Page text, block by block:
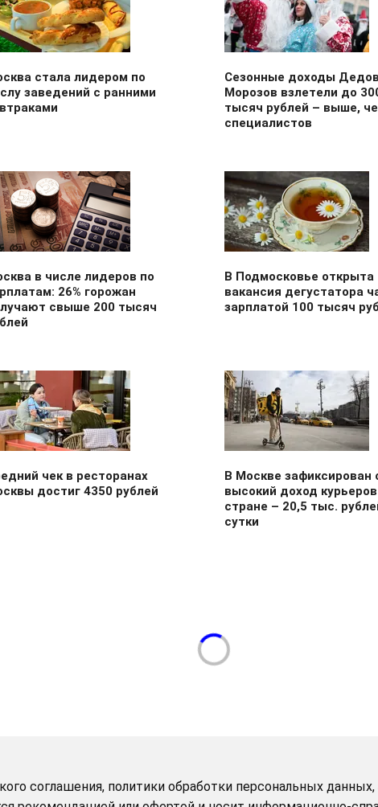
стала лидером по
заведений с ранними
Сезонные доходы Дедов
Морозов взлетели до
тысяч рублей – выше,
специалистов
в числе лидеров по
26% горожан
свыше 200 тысяч
В Подмосковье открыта
вакансия дегустатора
зарплатой 100 тысяч
чек в ресторанах
достиг 4350 рублей
В Москве зафиксирован
высокий доход
стране – 20,5 тыс.
сутки
соглашения, политики обработки персональных